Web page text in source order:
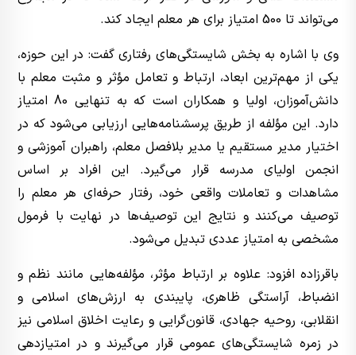
می‌تواند تا 500 امتیاز برای هر معلم ایجاد کند.
وی با اشاره به بخش شایستگی‌های رفتاری گفت: در این حوزه،
یکی از مهم‌ترین ابعاد، ارتباط و تعامل مؤثر و مثبت معلم با
دانش‌آموزان، اولیا و همکاران است که به تنهایی 80 امتیاز
دارد. این مؤلفه از طریق پرسشنامه‌هایی ارزیابی می‌شود که در
اختیار مدیر مستقیم یا مدیر بلافصل معلم، راهبران آموزشی و
انجمن اولیای مدرسه قرار می‌گیرد. این افراد بر اساس
مشاهدات و تعاملات واقعی خود، رفتار حرفه‌ای هر معلم را
توصیف می‌کنند و نتایج این توصیف‌ها در نهایت با فرمول
مشخصی به امتیاز عددی تبدیل می‌شود.
باقرزاده افزود: علاوه بر ارتباط مؤثر، مؤلفه‌هایی مانند نظم و
انضباط، آراستگی ظاهری، پایبندی به ارزش‌های اسلامی و
انقلابی، روحیه جهادی، قانون‌گرایی و رعایت اخلاق اسلامی نیز
در زمره شایستگی‌های عمومی قرار می‌گیرند و در امتیازدهی